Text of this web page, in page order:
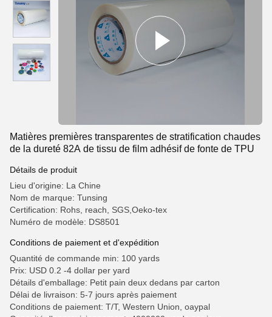
Matières premières transparentes de stratification chaudes
de la dureté 82A de tissu de film adhésif de fonte de TPU
Détails de produit
Lieu d'origine: La Chine
Nom de marque: Tunsing
Certification: Rohs, reach, SGS,Oeko-tex
Numéro de modèle: DS8501
Conditions de paiement et d'expédition
Quantité de commande min: 100 yards
Prix: USD 0.2 -4 dollar per yard
Détails d'emballage: Petit pain deux dedans par carton
Délai de livraison: 5-7 jours après paiement
Conditions de paiement: T/T, Western Union, oaypal